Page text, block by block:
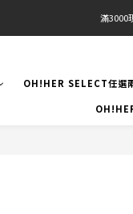
官網
滿3000
官網
OH!HER SELECT任選